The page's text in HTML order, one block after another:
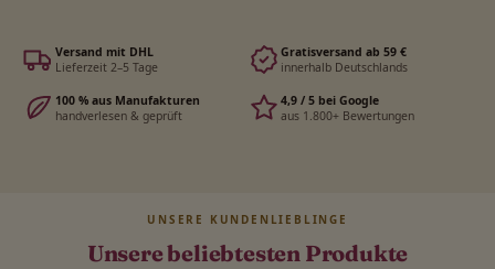
Versand mit DHL
Lieferzeit 2–5 Tage
Gratisversand ab 59 €
innerhalb Deutschlands
100 % aus Manufakturen
handverlesen & geprüft
4,9 / 5 bei Google
aus 1.800+ Bewertungen
Unsere beliebtesten Produkte
UNSERE KUNDENLIEBLINGE